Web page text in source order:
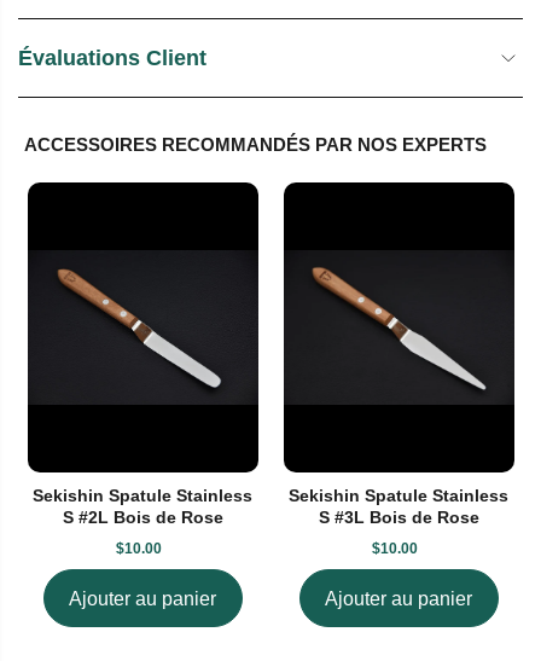
Évaluations Client
ACCESSOIRES RECOMMANDÉS PAR NOS EXPERTS
Sekishin Spatule Stainless
S #2L Bois de Rose
$10.00
Ajouter au panier
Sekishin Spatule Stainless
S #3L Bois de Rose
$10.00
Ajouter au panier